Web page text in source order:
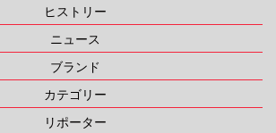
ヒストリー
ニュース
ブランド
カテゴリー
リポーター